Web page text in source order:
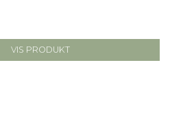
VIS PRODUKT